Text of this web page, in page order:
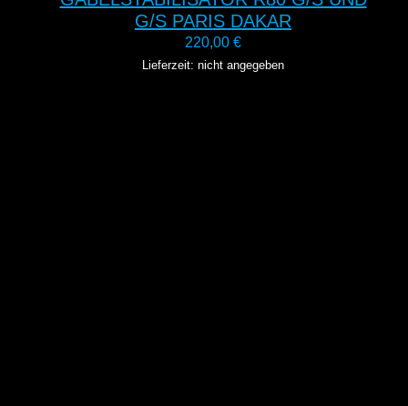
G/S PARIS DAKAR
220,00 €
Lieferzeit: nicht angegeben